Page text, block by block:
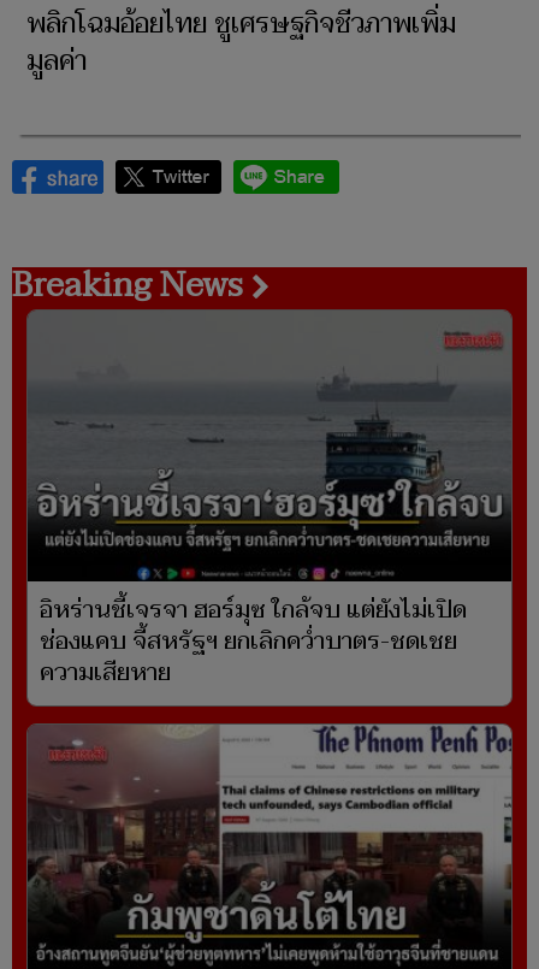
พลิกโฉมอ้อยไทย ชูเศรษฐกิจชีวภาพเพิ่ม
มูลค่า
Breaking News
อิหร่านชี้เจรจา ฮอร์มุซ ใกล้จบ แต่ยังไม่เปิด
ช่องแคบ จี้สหรัฐฯ ยกเลิกคว่ำบาตร-ชดเชย
ความเสียหาย